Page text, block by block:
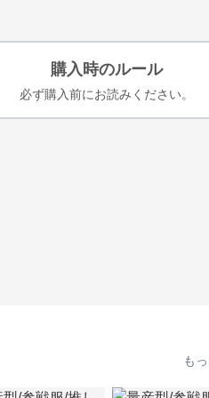
購入時のルール
必ず購入前にお読みください。
も